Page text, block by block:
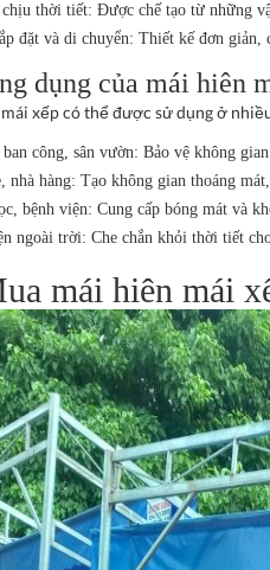
thời tiết: Được chế tạo từ những
đặt và di chuyển: Thiết kế đơn giản,
dụng của mái hiên
xếp có thể được sử dụng ở
công, sân vườn: Bảo vệ không
nhà hàng: Tạo không gian thoáng
bệnh viện: Cung cấp bóng mát và
ngoài trời: Che chắn khỏi thời tiết
mái hiên mái